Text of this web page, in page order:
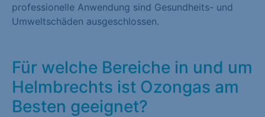
professionelle Anwendung sind Gesundheits- und
Umweltschäden ausgeschlossen.
Für welche Bereiche in und um
Helmbrechts ist Ozongas am
Besten geeignet?